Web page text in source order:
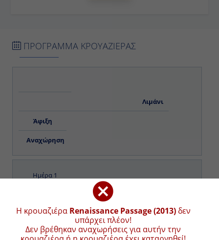
Η κρουαζιέρα Renaissance Passage (2013) δεν
υπάρχει πλέον!
Δεν βρέθηκαν αναχωρήσεις για αυτήν την
ΠΡΟΓΡΑΜΜΑ ΚΡΟΥΑΖΙΕΡΑΣ
Λιμάνι
Άφιξη
Αναχώρηση
Ημέρα 1
Rome (Civitavecchia), Italy
-
6:00 ΜM